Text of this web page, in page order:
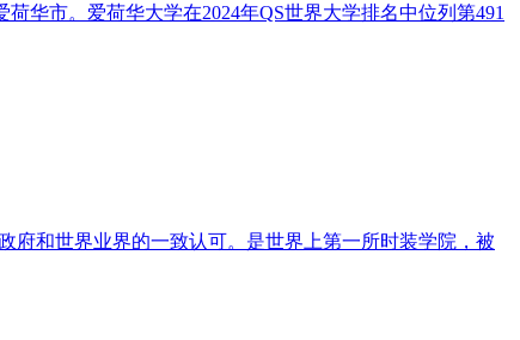
华市。爱荷华大学在2024年QS世界大学排名中位列第491
府和世界业界的一致认可。是世界上第一所时装学院，被